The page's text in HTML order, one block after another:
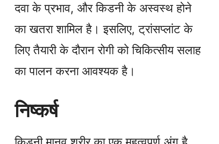
दवा के प्रभाव, और किडनी के अस्वस्थ होने
का खतरा शामिल है। इसलिए, ट्रांसप्लांट के
लिए तैयारी के दौरान रोगी को चिकित्सीय सलाह
का पालन करना आवश्यक है।
निष्कर्ष